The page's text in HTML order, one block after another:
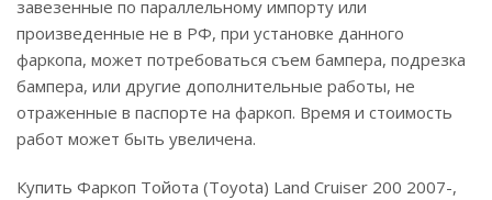
завезенные по параллельному импорту или
произведенные не в РФ, при установке данного
фаркопа, может потребоваться съем бампера, подрезка
бампера, или другие дополнительные работы, не
отраженные в паспорте на фаркоп. Время и стоимость
работ может быть увеличена.
Купить Фаркоп Тойота (Toyota) Land Cruiser 200 2007-,